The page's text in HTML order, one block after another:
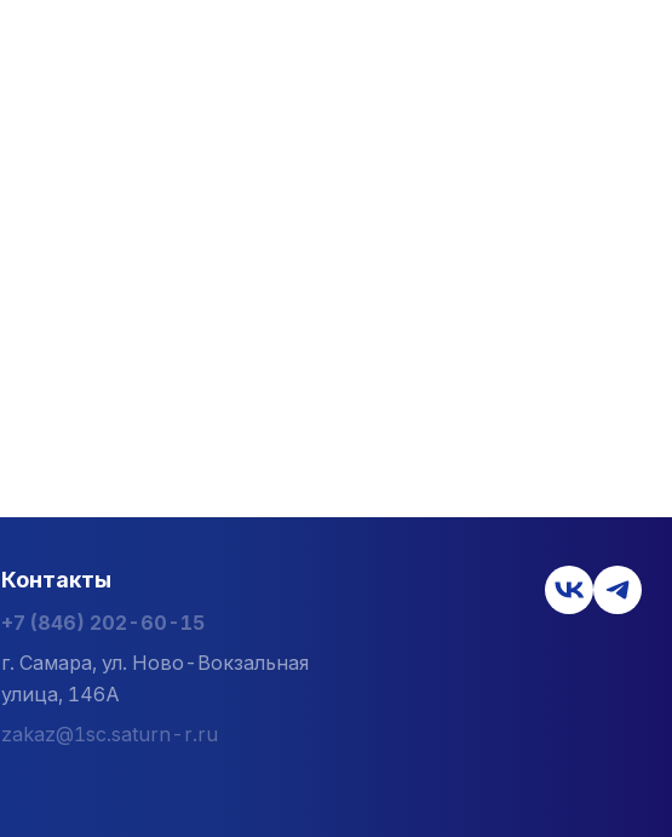
Контакты
+7 (846) 202-60-15
г. Самара, ул. Ново-Вокзальная
улица, 146А
zakaz@1sc.saturn-r.ru